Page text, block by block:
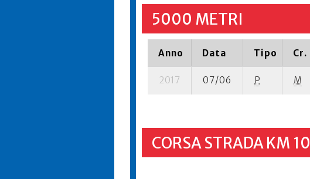
5000 METRI
Anno Data Tipo Cr.
2017 07/06 P M
CORSA STRADA KM 10